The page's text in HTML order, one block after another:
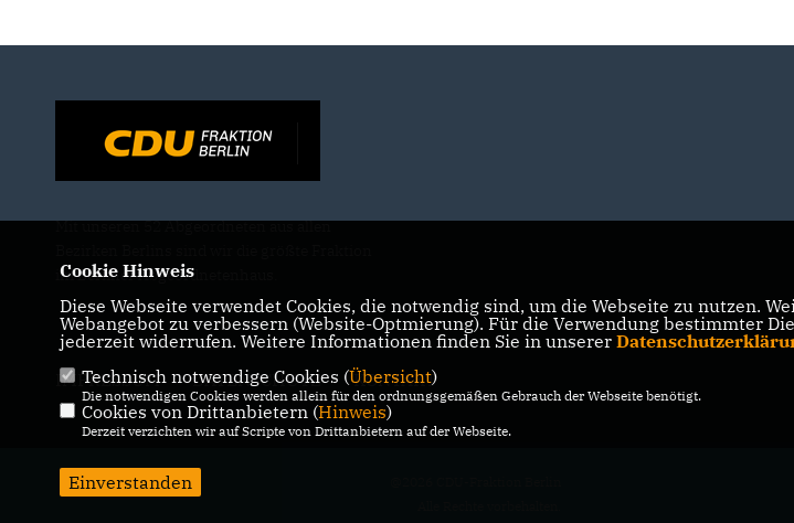
Mit unseren 52 Abgeordneten aus allen
im Berliner Abgeordnetenhaus.
IMPRESSUM DATENSCHUTZ KONTAKT
Cookie Hinweis
Diese Webseite verwendet Cookies, die notwendig sind, um die Webseite zu nutzen.
Webangebot zu verbessern (Website-Optmierung). Für die Verwendung bestimmter
jederzeit widerrufen. Weitere Informationen finden Sie in unserer
Technisch notwendige Cookies (Übersicht)
Die notwendigen Cookies werden allein für den ordnungsgemäßen Gebrauch der Webseite benötigt.
Cookies von Drittanbietern (Hinweis)
Derzeit verzichten wir auf Scripte von Drittanbietern auf der Webseite.
Einverstanden